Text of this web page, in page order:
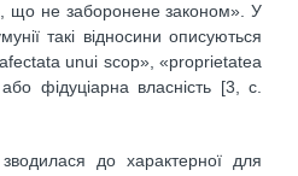
що не заборонене законом». У
такі відносини описуються
unui scop», «proprietatea
фідуціарна власність [3, с.
зводилася до характерної для